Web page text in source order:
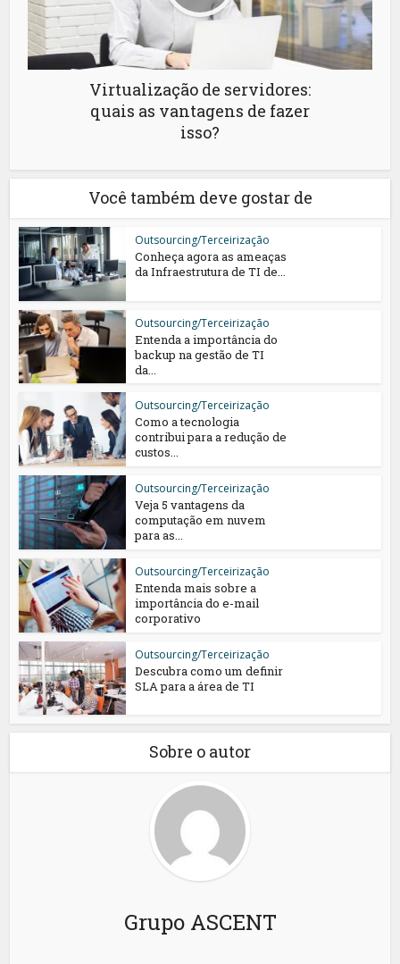
Virtualização de servidores:
quais as vantagens de fazer
isso?
Você também deve gostar de
Outsourcing/Terceirização
Conheça agora as ameaças
da Infraestrutura de TI de...
Outsourcing/Terceirização
Entenda a importância do
backup na gestão de TI
da...
Outsourcing/Terceirização
Como a tecnologia
contribui para a redução de
custos...
Outsourcing/Terceirização
Veja 5 vantagens da
computação em nuvem
para as...
Outsourcing/Terceirização
Entenda mais sobre a
importância do e-mail
corporativo
Outsourcing/Terceirização
Descubra como um definir
SLA para a área de TI
Sobre o autor
Grupo ASCENT